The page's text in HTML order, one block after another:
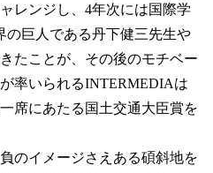
じる
レンジし、4年次には国際学
の巨人である丹下健三先生や
たことが、その後のモチベー
率いられるINTERMEDIAは
席にあたる国土交通大臣賞を
のイメージさえある碩斜地を